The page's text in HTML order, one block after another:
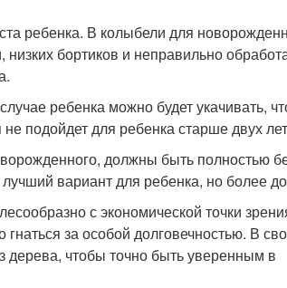
ребенка. В колыбели для
бортиков и неправильно
ребенка можно будет укачивать,
подойдет для ребенка старше двух
должны быть полностью
вариант для ребенка, но более
с экономической точки
за особой долговечностью. В
дерева, чтобы точно быть уверенным в